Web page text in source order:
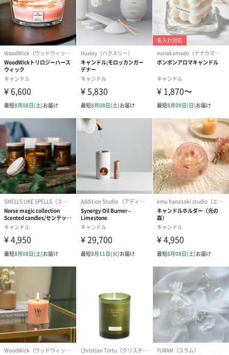
長時間お使いの際は、缶が熱くなりますので、片付ける際はご注
意ください。
大切な方への贈り物として
アウトドアやバスタイムにもお使いいただけます。
お花によって異なる香りがするキャンドルを大切な方へ贈るのは
いかがでしょうか？
「S-candle works(エスキャンドルワークス）」
東京都特産品を製作している企業として認定
国内養蜂場の蜜蝋や国産ワックス使用にこだわり、安心で上質な
製品を作るよう心がけています。
また、灯して心地よく、 飾ってもかっこよく、 プレゼントにもご
満足していただけるようシックなデザインを意識して１つ１つて
いねいに製作販売しています。
日々の生活をちょっと特別にするお手伝いができますように。
国内のほか、シンガポールや香港のアジア系のお客様もいらっし
ゃいます。
商品詳細情報